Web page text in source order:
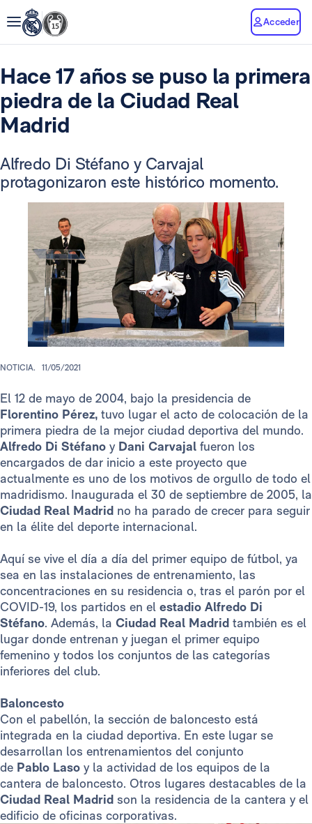
Acceder
Hace 17 años se puso la primera
piedra de la Ciudad Real
Madrid
Alfredo Di Stéfano y Carvajal
protagonizaron este histórico momento.
NOTICIA. 11/05/2021
El 12 de mayo de 2004, bajo la presidencia de
Florentino Pérez, tuvo lugar el acto de colocación de la
primera piedra de la mejor ciudad deportiva del mundo.
Alfredo Di Stéfano y Dani Carvajal fueron los
encargados de dar inicio a este proyecto que
actualmente es uno de los motivos de orgullo de todo el
madridismo. Inaugurada el 30 de septiembre de 2005, la
Ciudad Real Madrid no ha parado de crecer para seguir
en la élite del deporte internacional.
Aquí se vive el día a día del primer equipo de fútbol, ya
sea en las instalaciones de entrenamiento, las
concentraciones en su residencia o, tras el parón por el
COVID-19, los partidos en el estadio Alfredo Di
Stéfano. Además, la Ciudad Real Madrid también es el
lugar donde entrenan y juegan el primer equipo
femenino y todos los conjuntos de las categorías
inferiores del club.
Baloncesto
Con el pabellón, la sección de baloncesto está
integrada en la ciudad deportiva. En este lugar se
desarrollan los entrenamientos del conjunto
de Pablo Laso y la actividad de los equipos de la
cantera de baloncesto. Otros lugares destacables de la
Ciudad Real Madrid son la residencia de la cantera y el
edificio de oficinas corporativas.